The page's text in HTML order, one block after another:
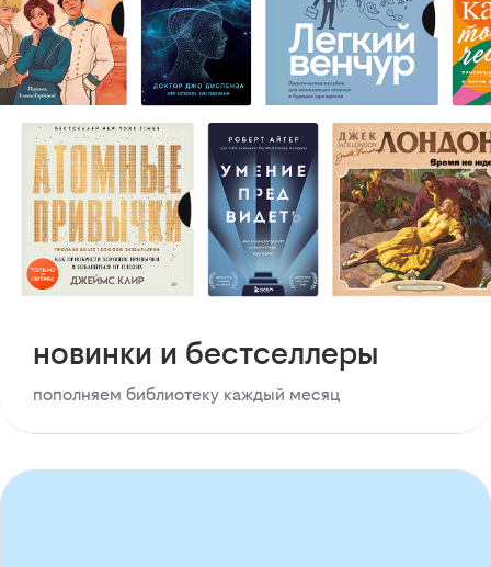
новинки и бестселлеры
пополняем библиотеку каждый месяц